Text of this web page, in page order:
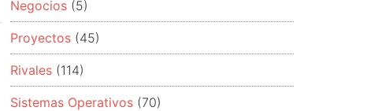
Negocios (5)
Proyectos (45)
Rivales (114)
Sistemas Operativos (70)